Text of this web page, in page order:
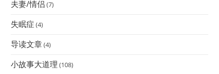
夫妻/情侣 (7)
失眠症 (4)
导读文章(4)
小故事大道理 (108)